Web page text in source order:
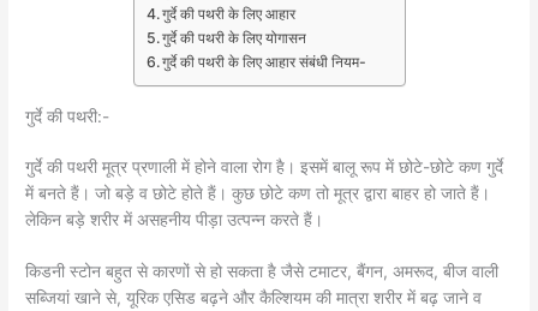
गुर्दे की पथरी के लिए आहार
गुर्दे की पथरी के लिए योगासन
गुर्दे की पथरी के लिए आहार संबंधी नियम-
गुर्दे की पथरी:-
गुर्दे की पथरी मूत्र प्रणाली में होने वाला रोग है। इसमें बालू रूप में छोटे-छोटे कण गुर्दे
में बनते हैं। जो बड़े व छोटे होते हैं। कुछ छोटे कण तो मूत्र द्वारा बाहर हो जाते हैं।
लेकिन बड़े शरीर में असहनीय पीड़ा उत्पन्न करते हैं।
किडनी स्टोन बहुत से कारणों से हो सकता है जैसे टमाटर, बैंगन, अमरूद, बीज वाली
सब्जियां खाने से, यूरिक एसिड बढ़ने और कैल्शियम की मात्रा शरीर में बढ़ जाने व